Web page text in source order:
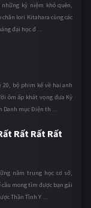
kỷ niệm khó quên,
Iori Kitahara cùng các
đại học đ ...
bộ phim kể về hai anh
ôm ấp khát vọng đưa Kỷ
Danh mục Điện th ...
Rất Rất Rất
năm trung học cơ sở,
mong tìm được bạn gái
Thần Tình Y ...